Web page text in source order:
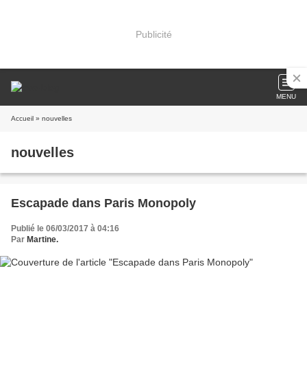
Publicité
MENU
Accueil » nouvelles
nouvelles
Escapade dans Paris Monopoly
Publié le 06/03/2017 à 04:16
Par Martine.